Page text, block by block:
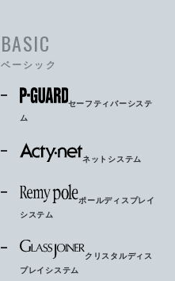
BASIC
ベーシック
セーフティバーシステ
ム
ネットシステム
ポールディスプレイ
システム
クリスタルディス
プレイシステム